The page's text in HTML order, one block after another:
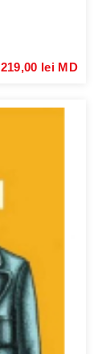
219,00 lei MD